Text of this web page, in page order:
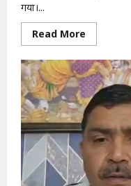
गया।...
Read More
more
UP
Bridge
Collapse
:
आंधी-
बारिश
के
बीच
बड़ा
हादसा,
में
निर्माणाधीन